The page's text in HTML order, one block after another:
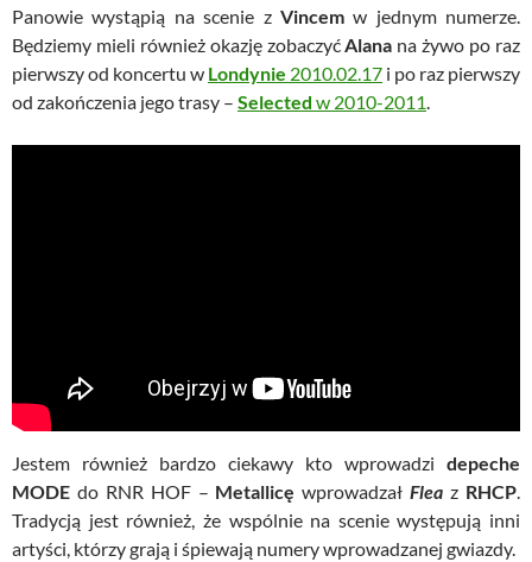
Panowie wystąpią na scenie z Vincemw jednym numerze.
Będziemy mieli również okazję zobaczyć Alana na żywo po raz
pierwszy od koncertu w Londynie 2010.02.17 i po raz pierwszy
od zakończenia jego trasy – Selected w 2010-2011
Jestem również bardzo ciekawy kto wprowadzi depeche
MODE do RNR HOF – MetallicęwprowadzałFleaz RHCP.
Tradycją jest również, że wspólnie na scenie występują inni
artyści, którzy grają i śpiewają numery wprowadzanej gwiazdy.